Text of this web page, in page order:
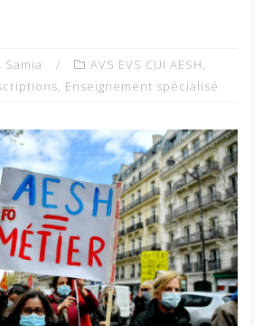
Samia AVS EVS CUI AESH,
, Enseignement spécialisé